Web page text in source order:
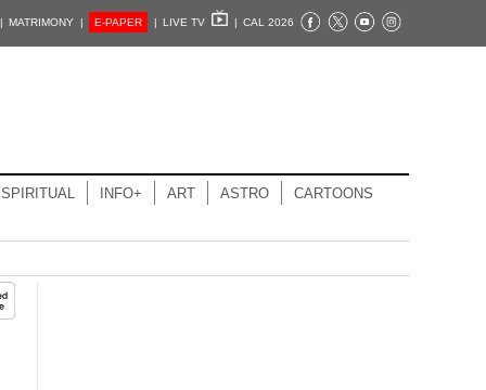
MATRIMONY | E-PAPER | LIVE TV | CAL 2026
SPIRITUAL INFO+ ART ASTRO CARTOONS